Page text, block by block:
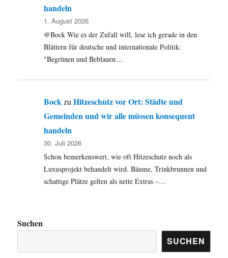
handeln
1. August 2026
@Bock Wie es der Zufall will, lese ich gerade in den
Blättern für deutsche und internationale Politik:
"Begrünen und Beblauen…
BockzuHitzeschutz vor Ort: Städte und
Gemeinden und wir alle müssen konsequent
handeln
30. Juli 2026
Schon bemerkenswert, wie oft Hitzeschutz noch als
Luxusprojekt behandelt wird. Bäume, Trinkbrunnen und
schattige Plätze gelten als nette Extras –…
Suchen
SUCHEN